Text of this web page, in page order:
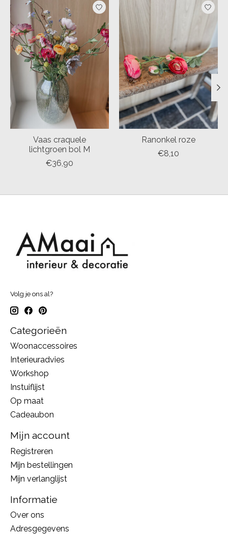
Items van productcarrousel
Vaas craquele
lichtgroen bol M
€36,90
Ranonkel roze
€8,10
Volg je ons al?
Categorieën
Woonaccessoires
Interieuradvies
Workshop
Instuiflijst
Op maat
Cadeaubon
Mijn account
Registreren
Mijn bestellingen
Mijn verlanglijst
Informatie
Over ons
Adresgegevens